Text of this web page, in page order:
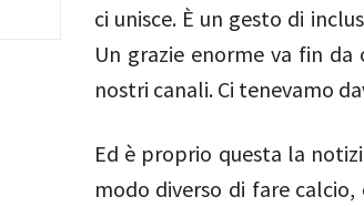
ci unisce. È un gesto di
Un grazie enorme va fin
nostri canali. Ci tenevamo
Ed è proprio questa la
modo diverso di fare